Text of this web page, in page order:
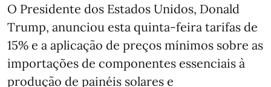
O Presidente dos Estados Unidos, Donald
Trump, anunciou esta quinta-feira tarifas de
15% e a aplicação de preços mínimos sobre as
importações de componentes essenciais à
produção de painéis solares e